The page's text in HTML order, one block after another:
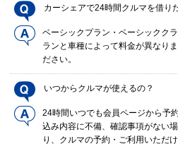
カーシェアで24時間クルマを借り
ベーシックプラン・ベーシックク
ランと車種によって料金が異なり
ださい。
いつからクルマが使えるの？
24時間いつでも会員ページから予
込み内容に不備、確認事項がない
り、クルマの予約・ご利用いただけ